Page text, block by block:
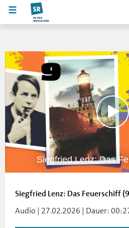
Siegfried Lenz: Das
Siegfried Lenz: Das Feuerschiff
Audio | 27.02.2026 | Dauer: